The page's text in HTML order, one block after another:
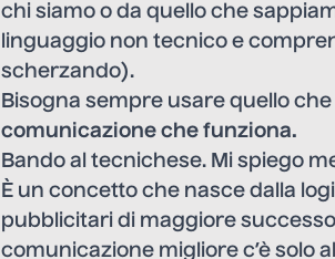
chi siamo o da quello che
linguaggio non tecnico e
scherzando).
Bisogna sempre usare quello che
comunicazione che funziona.
Bando al tecnichese. Mi spiego
È un concetto che nasce dalla
pubblicitari di maggiore
comunicazione migliore c’è solo